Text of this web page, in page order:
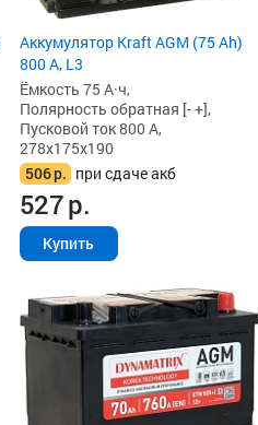
Аккумулятор Kraft AGM (75 Ah)
800 А, L3
Ёмкость 75 А·ч,
Полярность обратная [- +],
Пусковой ток 800 А,
278x175x190
506р. при сдаче акб
527р.
Купить